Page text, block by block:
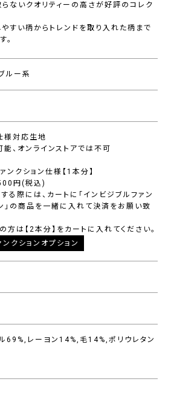
ないクオリティーの高さが好評のコレク
すい柄からトレンドを取り入れた柄まで
。
ルー系
様対応生地
、オンラインストアでは不可
ンクション仕様【1本分】
円(税込)
る際には、カートに「インビジブルファン
」の商品を一緒に入れて決済をお願い致
は【2本分】をカートに入れてください。
クションオプション
69%,レーヨン14%,毛14%,ポリウレタン